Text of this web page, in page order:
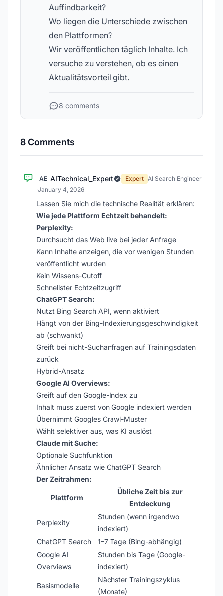
Auffindbarkeit?
Wo liegen die Unterschiede zwischen
den Plattformen?
Wir veröffentlichen täglich Inhalte. Ich
versuche zu verstehen, ob es einen
Aktualitätsvorteil gibt.
8 comments
8 Comments
AE AITechnical_Expert Expert AI Search Engineer
·January 4, 2026
Lassen Sie mich die technische Realität erklären:
Wie jede Plattform Echtzeit behandelt:
Perplexity:
Durchsucht das Web live bei jeder Anfrage
Kann Inhalte anzeigen, die vor wenigen Stunden
veröffentlicht wurden
Kein Wissens-Cutoff
Schnellster Echtzeitzugriff
ChatGPT Search:
Nutzt Bing Search API, wenn aktiviert
Hängt von der Bing-Indexierungsgeschwindigkeit
ab (schwankt)
Greift bei nicht-Suchanfragen auf Trainingsdaten
zurück
Hybrid-Ansatz
Google AI Overviews:
Greift auf den Google-Index zu
Inhalt muss zuerst von Google indexiert werden
Übernimmt Googles Crawl-Muster
Wählt selektiver aus, was KI auslöst
Claude mit Suche:
Optionale Suchfunktion
Ähnlicher Ansatz wie ChatGPT Search
Der Zeitrahmen:
Plattform
Übliche Zeit bis zur
Entdeckung
Perplexity
Stunden (wenn irgendwo
indexiert)
ChatGPT Search
1–7 Tage (Bing-abhängig)
Google AI
Overviews
Stunden bis Tage (Google-
indexiert)
Basismodelle
Nächster Trainingszyklus
(Monate)